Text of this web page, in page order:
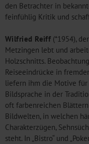
den Betrachter in
feinfühlig Kritik und
Wilfried Reiff (*1954),
Metzingen lebt und
Holzschnitts.
Reiseeindrücke in
liefern ihm die Motive für
Bildsprache in der
oft farbenreichen
Bildwelten, in welchen
Charakterzügen,
steht. In „Bistro“ und